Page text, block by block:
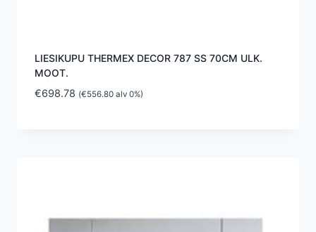
LIESIKUPU THERMEX DECOR 787 SS 70CM ULK.
MOOT.
€698.78 (€556.80alv 0%)